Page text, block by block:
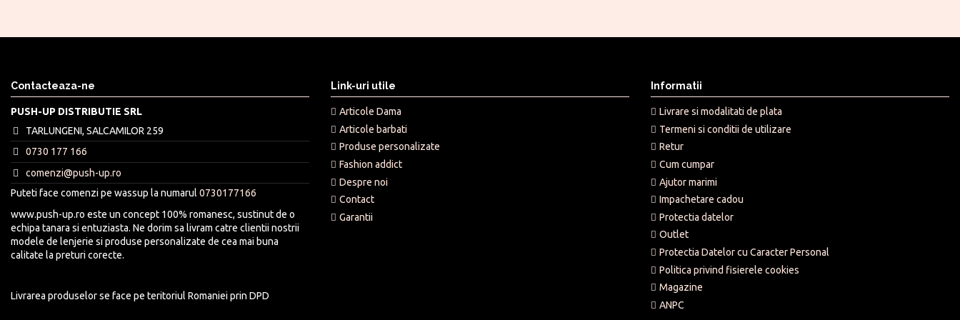
Contacteaza-ne
PUSH-UP DISTRIBUTIE SRL
TARLUNGENI, SALCAMILOR 259
0730 177 166
comenzi@push-up.ro
Puteti face comenzi pe wassup la numarul 0730177166
www.push-up.ro este un concept 100% romanesc, sustinut de o
echipa tanara si entuziasta. Ne dorim sa livram catre clientii nostrii
modele de lenjerie si produse personalizate de cea mai buna
calitate la preturi corecte.
Livrarea produselor se face pe teritoriul Romaniei prin DPD
Link-uri utile
Articole Dama
Articole barbati
Produse personalizate
Fashion addict
Despre noi
Contact
Garantii
Informatii
Livrare si modalitati de plata
Termeni si conditii de utilizare
Retur
Cum cumpar
Ajutor marimi
Impachetare cadou
Protectia datelor
Outlet
Protectia Datelor cu Caracter Personal
Politica privind fisierele cookies
Magazine
ANPC